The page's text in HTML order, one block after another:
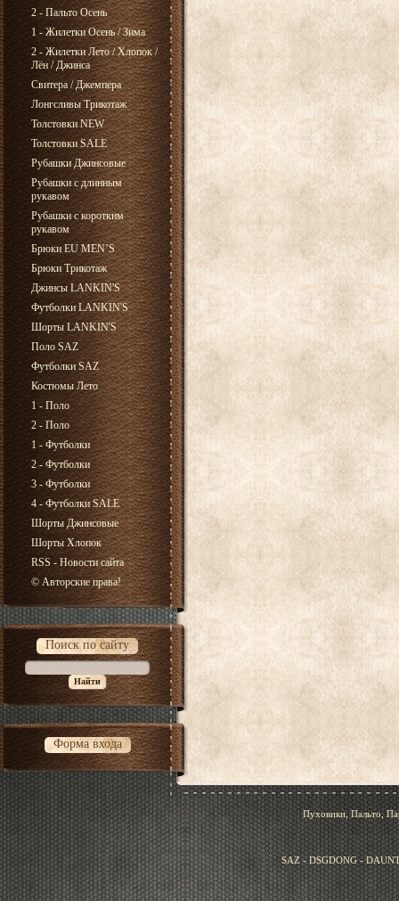
2 - Пальто Осень
1 - Жилетки Осень / Зима
2 - Жилетки Лето / Хлопок /
Лён / Джинса
Свитера / Джемпера
Лонгсливы Трикотаж
Толстовки NEW
Толстовки SALE
Рубашки Джинсовые
Рубашки с длинным
рукавом
Рубашки с коротким
рукавом
Брюки EU MEN’S
Брюки Трикотаж
Джинсы LANKIN'S
Футболки LANKIN'S
Шорты LANKIN'S
Поло SAZ
Футболки SAZ
Костюмы Лето
1 - Поло
2 - Поло
1 - Футболки
2 - Футболки
3 - Футболки
4 - Футболки SALE
Шорты Джинсовые
Шорты Хлопок
RSS - Новости сайта
© Авторские права!
Поиск по сайту
Форма входа
Пуховики, Пальто,
SAZ - DSGDONG -